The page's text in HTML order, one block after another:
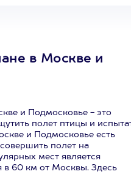
в Москве и
и Подмосковье - это
полет птицы и
и Подмосковье есть
полет на
мест является
в 60 км от Москвы. Здесь